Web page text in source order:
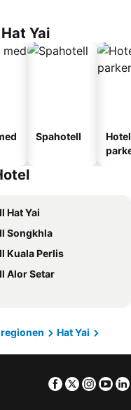
Yai
Spahotell
Hat Yai
Songkhla
Kuala Perlis
Alor Setar
Hat Yai
Facebook
Twitter